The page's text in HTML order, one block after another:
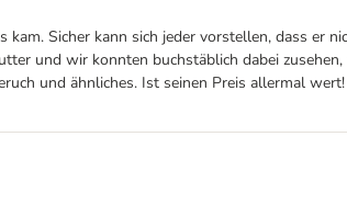
Sicher kann sich jeder vorstellen, dass
und wir konnten buchstäblich dabei
und ähnliches. Ist seinen Preis allermal wert!